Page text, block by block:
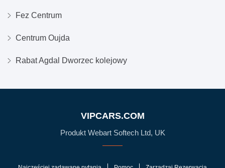
Fez Centrum
Centrum Oujda
Rabat Agdal Dworzec kolejowy
VIPCARS.COM
Produkt Webart Softech Ltd, UK